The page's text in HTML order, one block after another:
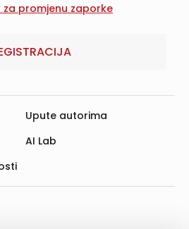
Upute autorima
AI Lab